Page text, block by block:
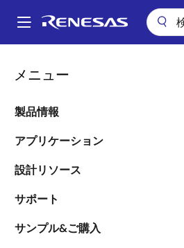
ン
Main
メニュー
製品情報
アプリケーション
設計リソース
サポート
サンプル&ご購入
パ
ン
く
ず
標準CMOSロジック回路と親和性の高い
標準CMOSロジ
親和性の高い混
基本構造を開発